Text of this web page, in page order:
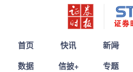
首页 快讯 新闻
数据
信披+ 专题